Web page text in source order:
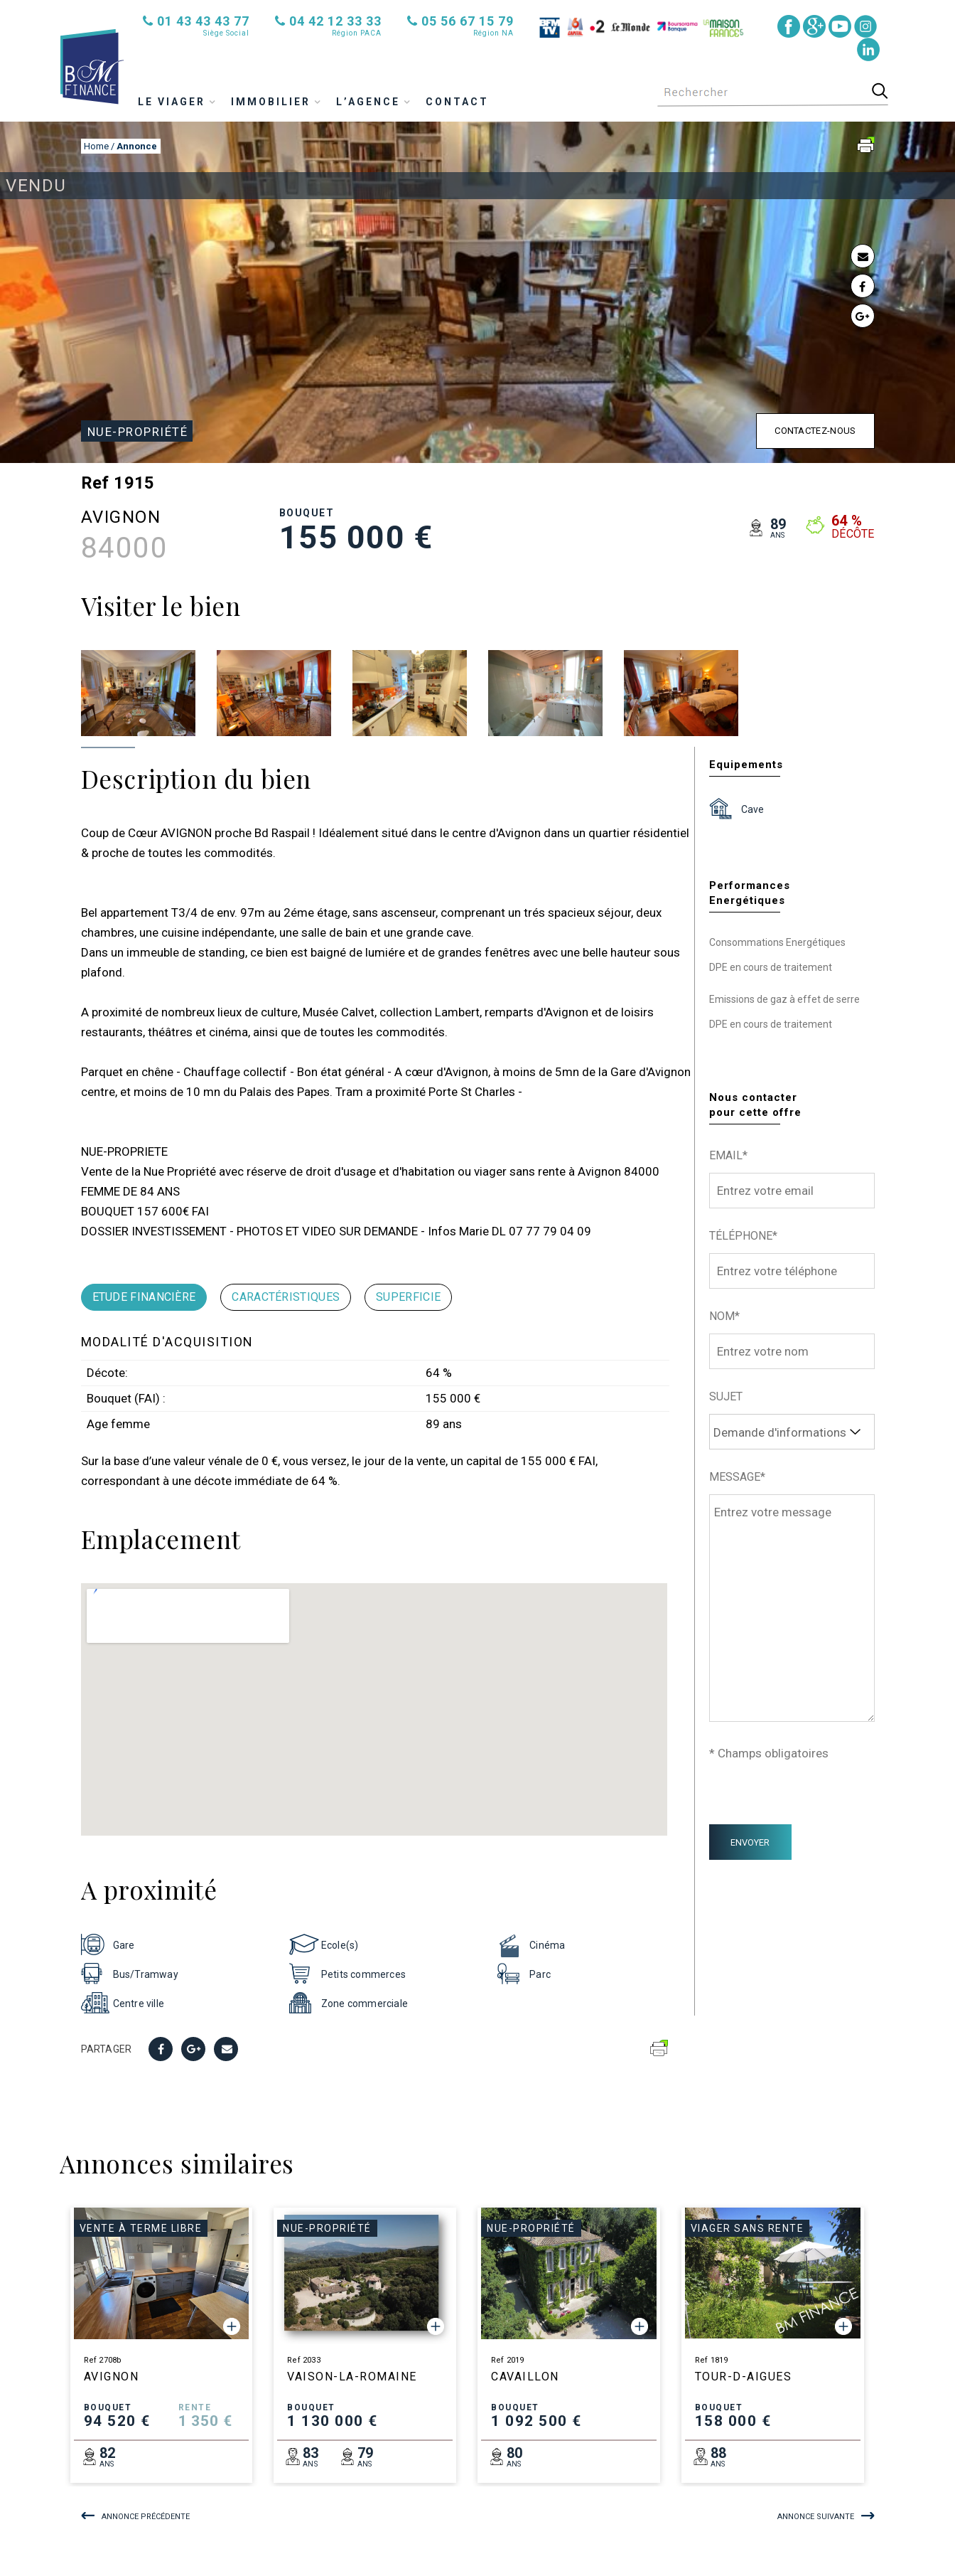
01 43 43 43 77
Siège Social
04 42 12 33 33
Région PACA
05 56 67 15 79
Région NA
LE VIAGER IMMOBILIER L’AGENCE CONTACT
VENDU
Home / Annonce
ANNONCE
NUE-PROPRIÉTÉ CONTACTEZ-NOUS
Ref 1915
AVIGNON
84000
BOUQUET
155 000 € 89
ANS
64 %
DÉCÔTE
Visiter le bien
Description du bien
Coup de Cœur AVIGNON proche Bd Raspail ! Idéalement situé dans le centre d'Avignon dans un quartier résidentiel
& proche de toutes les commodités.
Bel appartement T3/4 de env. 97m au 2éme étage, sans ascenseur, comprenant un trés spacieux séjour, deux
chambres, une cuisine indépendante, une salle de bain et une grande cave.
Dans un immeuble de standing, ce bien est baigné de lumiére et de grandes fenêtres avec une belle hauteur sous
plafond.
A proximité de nombreux lieux de culture, Musée Calvet, collection Lambert, remparts d'Avignon et de loisirs
restaurants, théâtres et cinéma, ainsi que de toutes les commodités.
Parquet en chêne - Chauffage collectif - Bon état général - A cœur d'Avignon, à moins de 5mn de la Gare d'Avignon
centre, et moins de 10 mn du Palais des Papes. Tram a proximité Porte St Charles -
NUE-PROPRIETE
Vente de la Nue Propriété avec réserve de droit d'usage et d'habitation ou viager sans rente à Avignon 84000
FEMME DE 84 ANS
BOUQUET 157 600€ FAI
DOSSIER INVESTISSEMENT - PHOTOS ET VIDEO SUR DEMANDE - Infos Marie DL 07 77 79 04 09
ETUDE FINANCIÈRE CARACTÉRISTIQUES SUPERFICIE
MODALITÉ D'ACQUISITION
Décote:
64 %
Bouquet (FAI) :
155 000 €
Age femme
89 ans
Sur la base d’une valeur vénale de 0 €, vous versez, le jour de la vente, un capital de 155 000 € FAI,
correspondant à une décote immédiate de 64 %.
Emplacement
A proximité
Gare
Bus/Tramway
Centre ville
Ecole(s)
Petits commerces
Zone commerciale
Cinéma
Parc
Equipements
Cave
Performances
Energétiques
Consommations Energétiques
DPE en cours de traitement
Emissions de gaz à effet de serre
DPE en cours de traitement
Nous contacter
pour cette offre
EMAIL*
TÉLÉPHONE*
NOM*
SUJET
MESSAGE*
* Champs obligatoires
PARTAGER
Annonces similaires
VENTE À TERME LIBRE
Ref 2708b
AVIGNON
BOUQUET
94 520 €
RENTE
1 350 €
82
ANS
NUE-PROPRIÉTÉ
Ref 2033
VAISON-LA-ROMAINE
BOUQUET
1 130 000 €
83
ANS
79
ANS
NUE-PROPRIÉTÉ
Ref 2019
CAVAILLON
BOUQUET
1 092 500 €
80
ANS
VIAGER SANS RENTE
Ref 1819
TOUR-D-AIGUES
BOUQUET
158 000 €
88
ANS
ANNONCE PRÉCÉDENTE ANNONCE SUIVANTE